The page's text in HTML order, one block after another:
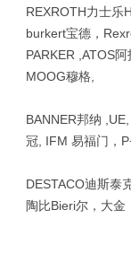
REXROTH力士乐
burkert宝德，
PARKER ,ATOS
MOOG穆格,
BANNER邦纳
冠, IFM 易福门，
DESTACO迪斯泰
陶比Bieri尔，大金